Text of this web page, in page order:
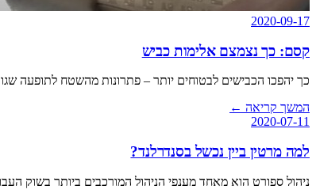
2020-09-17
קסם: כך נצמצם אלימות כביש
כך יהפכו הכבישים לבטוחים יותר – פתרונות מהשטח לתופעה
המשך קריאה ←
2020-07-11
למה מרטין ביין נכשל בסנדרלנד?
ניהול ספורט הוא מאחד מענפי הניהול המורכבים ביותר בשוק